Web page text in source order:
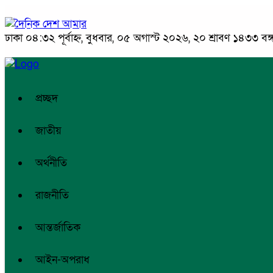
ঢাকা ০৪:৩২ পূর্বাহ্ন, বুধবার, ০৫ অগাস্ট ২০২৬, ২০ শ্রাবণ ১৪৩৩
প্রচ্ছদ
জাতীয়
অর্থনীতি
রাজনীতি
আন্তর্জাতিক
আইন-অপরাধ